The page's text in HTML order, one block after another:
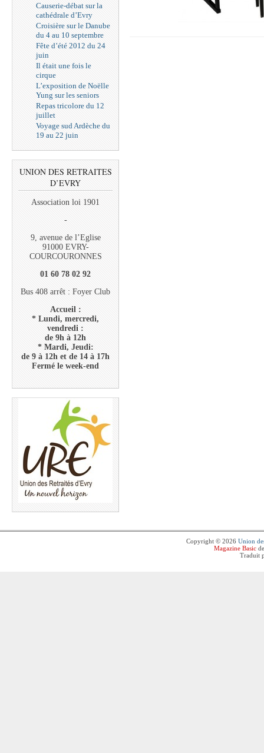
Causerie-débat sur la
cathédrale d’Evry
Croisière sur le Danube
du 4 au 10 septembre
Fête d’été 2012 du 24
juin
Il était une fois le
cirque
L’exposition de Noëlle
Yung sur les seniors
Repas tricolore du 12
juillet
Voyage sud Ardèche du
19 au 22 juin
UNION DES RETRAITES
D’EVRY
Association loi 1901
-
9, avenue de l’Eglise
91000 EVRY-
COURCOURONNES
01 60 78 02 92
Bus 408 arrêt : Foyer Club
Accueil :
* Lundi, mercredi,
vendredi :
de 9h à 12h
* Mardi, Jeudi:
de 9 à 12h et de 14 à 17h
Fermé le week-end
Copyright © 2026 Union
Magazine Basic
Traduit